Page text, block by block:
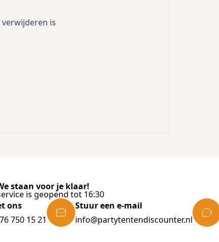
is
staan voor je klaar!
is geopend tot 16:30
ons
750 15 21
Stuur een e-mail
info@partytentendiscounter.nl